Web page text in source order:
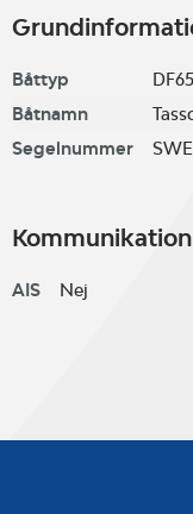
Båttyp
DF65
Båtnamn
Segelnummer
Kommunikation
AIS Nej